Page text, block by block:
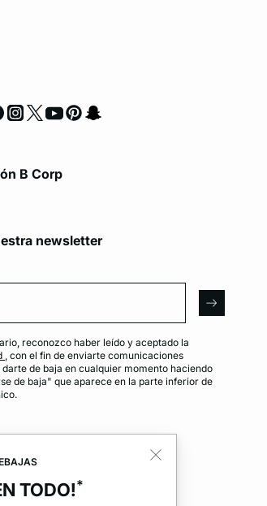
TODO!*
B Corp
newsletter
arrow
reconozco haber leído y aceptado la
, con el fin de enviarte comunicaciones
de baja en cualquier momento haciendo
de baja" que aparece en la parte inferior de